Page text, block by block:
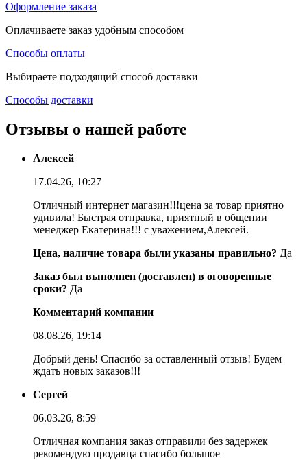
Оформление заказа
Оплачиваете заказ удобным способом
Способы оплаты
Выбираете подходящий способ доставки
Способы доставки
Отзывы о нашей работе
Алексей
17.04.26, 10:27
Отличный интернет магазин!!!цена за товар приятно
удивила! Быстрая отправка, приятный в общении
менеджер Екатерина!!! с уважением,Алексей.
Цена, наличие товара были указаны правильно? Да
Заказ был выполнен (доставлен) в оговоренные
сроки? Да
Комментарий компании
08.08.26, 19:14
Добрый день! Спасибо за оставленный отзыв! Будем
ждать новых заказов!!!
Сергей
06.03.26, 8:59
Отличная компания заказ отправили без задержек
рекомендую продавца спасибо большое